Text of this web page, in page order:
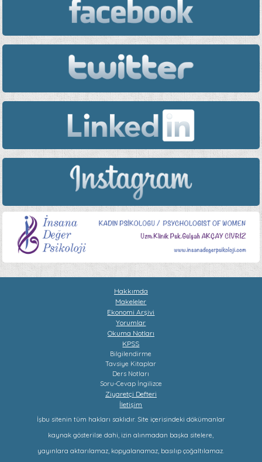
Hakkımda
Makeleler
Ekonomi Arşivi
Yorumlar
Okuma Notları
KPSS
Bilgilendirme
Tavsiye Kitaplar
Ders Notları
Soru-Cevap İngilizce
Ziyaretçi Defteri
İletişim
İşbu sitenin tüm hakları saklıdır. Site içerisindeki dökümanlar
kaynak gösterilse dahi, izin alınmadan başka sitelere,
yayınlara aktarılamaz, kopyalanamaz, basılıp çoğaltılamaz.